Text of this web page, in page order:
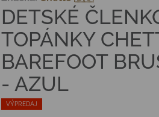
VÝPREDAJ
DETSKÉ
TOPÁNKY
BAREFOOT
- AZUL